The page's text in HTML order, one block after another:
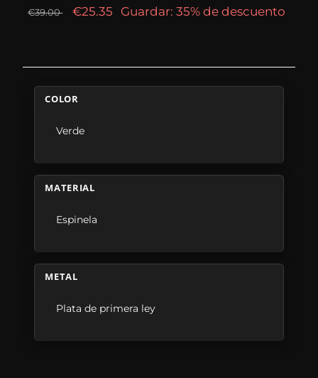
€39.00 €25.35 Guardar: 35% de descuento
COLOR
Verde
MATERIAL
Espinela
METAL
Plata de primera ley